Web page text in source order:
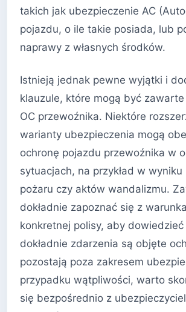
takich jak ubezpieczenie AC
pojazdu, o ile takie posiada, lub
naprawy z własnych środków.
Istnieją jednak pewne wyjątki i
klauzule, które mogą być
OC przewoźnika. Niektóre
warianty ubezpieczenia mogą
ochronę pojazdu przewoźnika w
sytuacjach, na przykład w wyniku
pożaru czy aktów wandalizmu.
dokładnie zapoznać się z
konkretnej polisy, aby dowiedzieć
dokładnie zdarzenia są objęte
pozostają poza zakresem
przypadku wątpliwości, warto
się bezpośrednio z